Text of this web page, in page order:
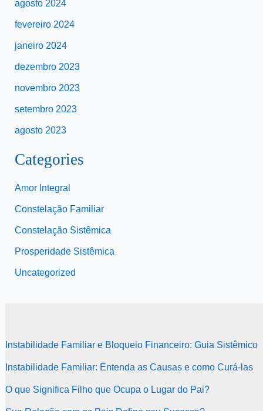
agosto 2024
fevereiro 2024
janeiro 2024
dezembro 2023
novembro 2023
setembro 2023
agosto 2023
Categories
Amor Integral
Constelação Familiar
Constelação Sistêmica
Prosperidade Sistêmica
Uncategorized
Instabilidade Familiar e Bloqueio Financeiro: Guia Sistêmico
Instabilidade Familiar: Entenda as Causas e como Curá-las
O que Significa Filho que Ocupa o Lugar do Pai?